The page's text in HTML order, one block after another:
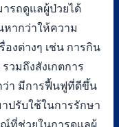
รถดูแลผู้ป่วยได้
หากว่าให้ความ
งต่างๆ เช่น การกิน
วมถึงสังเกตการ
ว่า มีการฟื้นฟูที่ดีขึ้น
ปรับใช้ในการรักษา